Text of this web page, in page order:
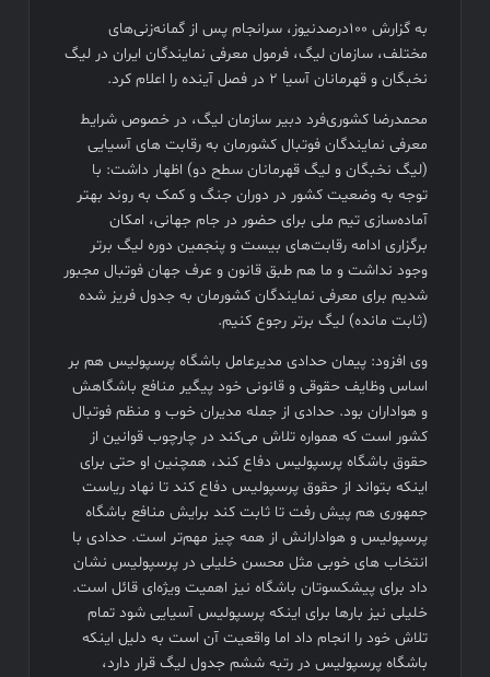
فیلم کیمیایی متوقف شد
به گزارش ۱۰۰درصدنیوز، سرانجام پس از گمانه‌زنی‌های
مختلف، سازمان لیگ، فرمول معرفی نمایندگان ایران در لیگ
نخبگان و قهرمانان آسیا ۲ در فصل آینده را اعلام کرد.
محمدرضا کشوری‌فرد دبیر سازمان لیگ، در خصوص شرایط
معرفی نمایندگان فوتبال کشورمان به رقابت های آسیایی
(لیگ نخبگان و لیگ قهرمانان سطح دو) اظهار داشت: با
توجه به وضعیت کشور در دوران جنگ و کمک به روند بهتر
آماده‌سازی تیم ملی برای حضور در جام جهانی، امکان
برگزاری ادامه رقابت‌های بیست و پنجمین دوره لیگ برتر
وجود نداشت و ما هم طبق قانون و عرف جهان فوتبال مجبور
شدیم برای معرفی نمایندگان کشورمان به جدول فریز شده
(ثابت مانده) لیگ برتر رجوع کنیم.
وی افزود: پیمان حدادی مدیرعامل باشگاه پرسپولیس هم بر
اساس وظایف حقوقی و قانونی خود پیگیر منافع باشگاهش
و هواداران بود. حدادی از جمله مدیران خوب و منظم فوتبال
کشور است که همواره تلاش می‌کند در چارچوب قوانین از
حقوق باشگاه پرسپولیس دفاع کند، همچنین او حتی برای
اینکه بتواند از حقوق پرسپولیس دفاع کند تا نهاد ریاست
جمهوری هم پیش رفت تا ثابت کند برایش منافع باشگاه
پرسپولیس و هوادارانش از همه چیز مهم‌تر است. حدادی با
انتخاب های خوبی مثل محسن خلیلی در پرسپولیس نشان
داد برای پیشکسوتان باشگاه نیز اهمیت ویژه‌ای قائل است.
خلیلی نیز بارها برای اینکه پرسپولیس آسیایی شود تمام
تلاش خود را انجام داد اما واقعیت آن است به دلیل اینکه
باشگاه پرسپولیس در رتبه ششم جدول لیگ قرار دارد،